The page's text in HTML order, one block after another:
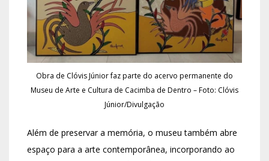
Obra de Clóvis Júnior faz parte do acervo permanente do
Museu de Arte e Cultura de Cacimba de Dentro – Foto: Clóvis
Júnior/Divulgação
Além de preservar a memória, o museu também abre
espaço para a arte contemporânea, incorporando ao